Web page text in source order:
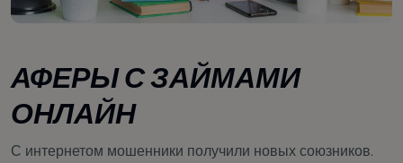
АФЕРЫ С ЗАЙМАМИ
ОНЛАЙН
С интернетом мошенники получили новых союзников.